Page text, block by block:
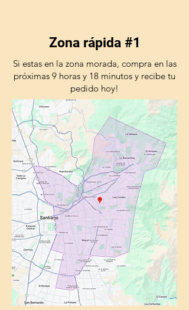
Zona rápida #1
Si estas en la zona morada, compra en las
próximas 9 horas y 18 minutos y recibe tu
pedido hoy!